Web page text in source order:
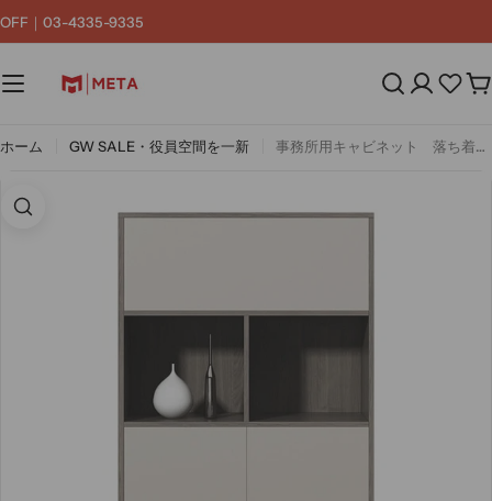
ン
ン
ツ
ス
｜03-4335-9335
カ
ホーム GW SALE・役員空間を一新 事務所用キャビネット 落ち着き オフィス整理棚 オフィスキャビネット キャビネット 冷間成形鋼 脚付き 分類収納 スチールフレーム シンプル CWG-M-097
画像2をモーダルで開く